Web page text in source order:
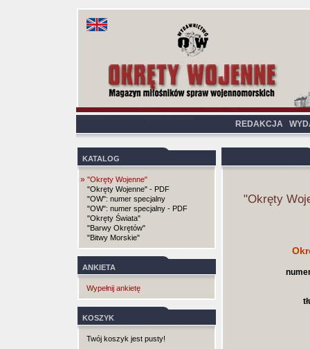
REDAKCJA
KATALOG
» "Okręty Wojenne"
"Okręty Wojenne" - PDF
"OW": numer specjalny
"OW": numer specjalny - PDF
"Okręty Świata"
"Barwy Okrętów"
"Bitwy Morskie"
ANKIETA
Wypełnij ankietę
KOSZYK
Twój koszyk jest pusty!
"Okręty